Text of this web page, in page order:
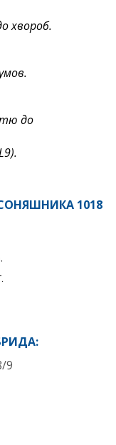
хвороб.
до
1018
.
9